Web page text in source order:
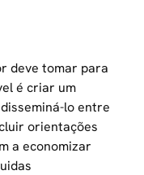
deve tomar para
é criar um
lo entre
orientações
a economizar